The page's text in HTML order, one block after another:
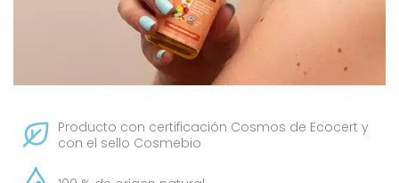
Producto con certificación Cosmos de Ecocert y
con el sello Cosmebio